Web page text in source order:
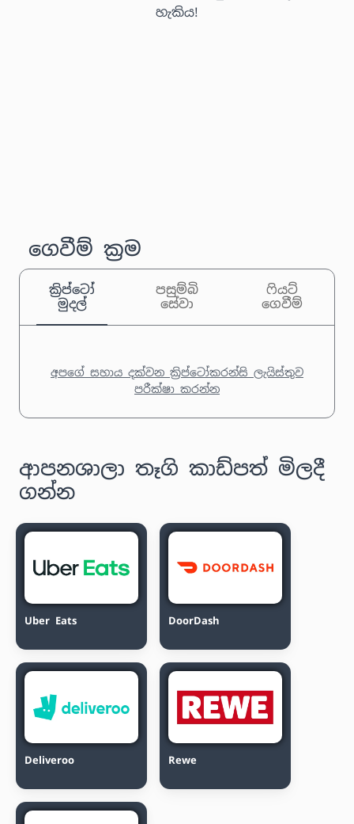
හැකිය!
ගෙවීම් ක්‍රම
ක්‍රිප්ටෝ
මුදල්
පසුම්බි
සේවා
ෆියට්
ගෙවීම්
අපගේ සහාය දක්වන ක්‍රිප්ටෝකරන්සි ලැයිස්තුව
පරීක්ෂා කරන්න
ආපනශාලා තෑගි කාඩ්පත් මිලදී
ගන්න
Uber Eats DoorDash
Deliveroo Rewe